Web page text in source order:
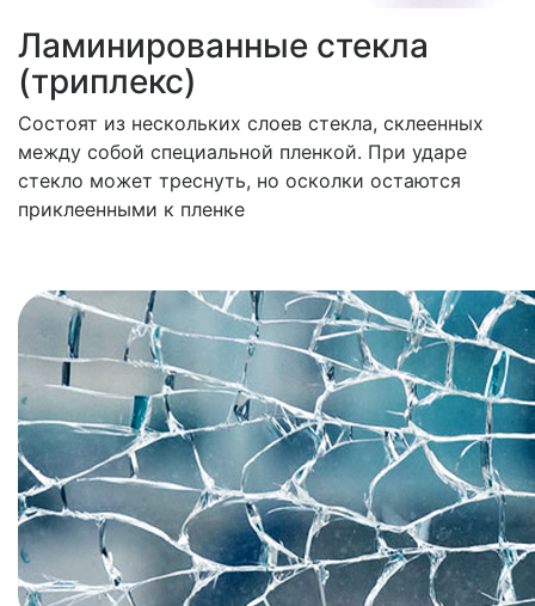
Ламинированные стекла
(триплекс)
Состоят из нескольких слоев стекла, склеенных
между собой специальной пленкой. При ударе
стекло может треснуть, но осколки остаются
приклеенными к пленке